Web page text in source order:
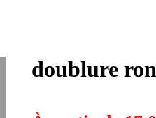
doublure